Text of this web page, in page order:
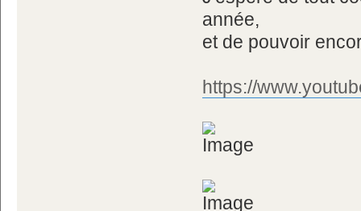
année,
et de pouvoir
https://